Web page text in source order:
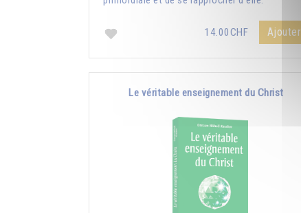
14.00CHF Ajouter
Le véritable enseignement du Christ